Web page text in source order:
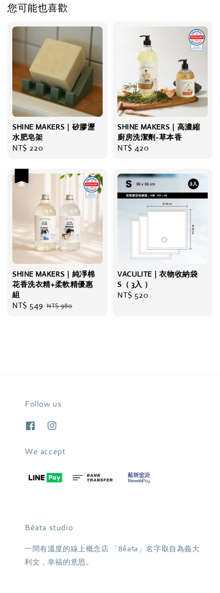
您可能也喜歡
SHINE MAKERS｜矽膠瀝
水肥皂架
Regular
NT$ 220
SHINE MAKERS｜高濃縮
廚房洗潔劑-草本香
Regular
NT$ 420
SHINE MAKERS｜純凈棉
花香洗衣精+柔軟精優惠
組
Sale
NT$ 549 Regular
NT$ 980
VACULITE｜衣物收納袋
S（ 3入 ）
Regular
NT$ 520
Follow us
We accept
Bêata studio
一間有溫度的線上概念店 「Bêata」名字取自為義大
利文，幸福的意思。